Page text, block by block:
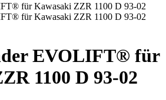
EVOLIFT® für
1100 D 93-02